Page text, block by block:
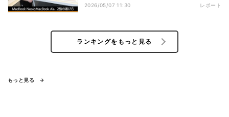
2026/05/07 11:30 レポート
ランキングをもっと見る
もっと見る